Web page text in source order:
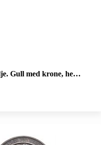
bånd. 28 mm. I originalt etui med defekt